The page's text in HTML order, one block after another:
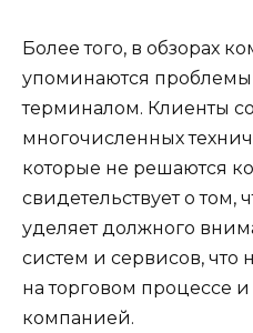
Более того, в обзорах
упоминаются проблемы
терминалом. Клиенты
многочисленных
которые не решаются
свидетельствует о том,
уделяет должного
систем и сервисов, что
на торговом процессе
компанией.